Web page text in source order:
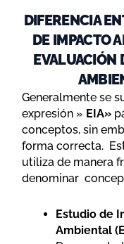
DIFERENCIA
DE IMPACTO
EVALUACIÓN
Generalmente se
expresión » EIA»
conceptos, sin
forma correcta.
utiliza de manera
denominar
Estudio de
Ambiental